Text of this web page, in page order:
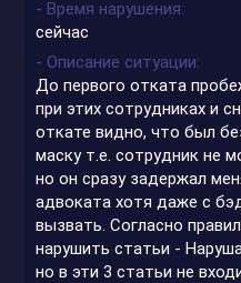
- Время нарушения
сейчас
- Описание ситуации
До первого отката
при этих сотрудниках и
откате видно, что был
маску т.е. сотрудник не
но он сразу задержал
адвоката хотя даже с
вызвать. Согласно
нарушить статьи -
но в эти 3 статьи не